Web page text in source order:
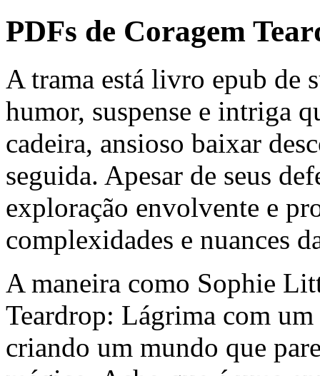
PDFs de Coragem
A trama está livro epub de
humor, suspense e intriga
cadeira, ansioso baixar
seguida. Apesar de seus
exploração envolvente e
complexidades e nuances
A maneira como Sophie
Teardrop: Lágrima com
criando um mundo que